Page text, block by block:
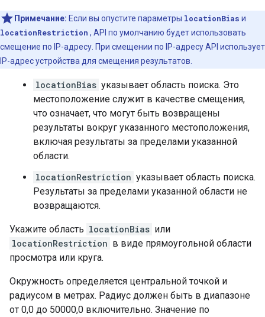
Примечание: Если вы опустите параметры locationBias и
locationRestriction , API по умолчанию будет использовать
смещение по IP-адресу. При смещении по IP-адресу API использует
IP-адрес устройства для смещения результатов.
locationBias указывает область поиска. Это
местоположение служит в качестве смещения,
что означает, что могут быть возвращены
результаты вокруг указанного местоположения,
включая результаты за пределами указанной
области.
locationRestriction указывает область поиска.
Результаты за пределами указанной области не
возвращаются.
Укажите область locationBias или
locationRestriction в виде прямоугольной области
просмотра или круга.
Окружность определяется центральной точкой и
радиусом в метрах. Радиус должен быть в диапазоне
от 0,0 до 50000,0 включительно. Значение по